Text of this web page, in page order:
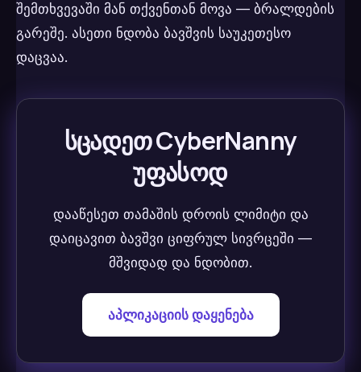
შემთხვევაში მან თქვენთან მოვა — ბრალდების
გარეშე. ასეთი ნდობა ბავშვის საუკეთესო
დაცვაა.
სცადეთ CyberNanny
უფასოდ
დააწესეთ თამაშის დროის ლიმიტი და
დაიცავით ბავშვი ციფრულ სივრცეში —
მშვიდად და ნდობით.
აპლიკაციის დაყენება